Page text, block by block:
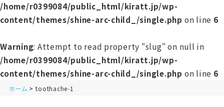
/home/r0399084/public_html/kiratt.jp/wp-
content/themes/shine-arc-child_/single.php on line 6
Warning: Attempt to read property "slug" on null in
/home/r0399084/public_html/kiratt.jp/wp-
content/themes/shine-arc-child_/single.php on line 6
ホーム toothache-1